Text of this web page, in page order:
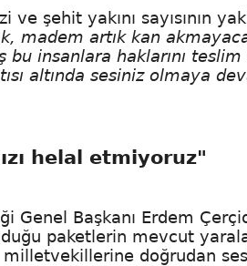
şehit yakını sayısının
madem artık kan
bu insanlara haklarını
altında sesiniz olmaya
helal etmiyoruz"
Genel Başkanı Erdem
paketlerin mevcut
doğrudan